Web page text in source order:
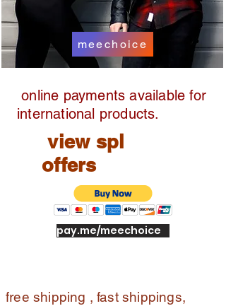
d.
FF
R
meechoice
online payments available for
international products.
view spl
offers
pay.me/meechoice
free shipping , fast shippings,